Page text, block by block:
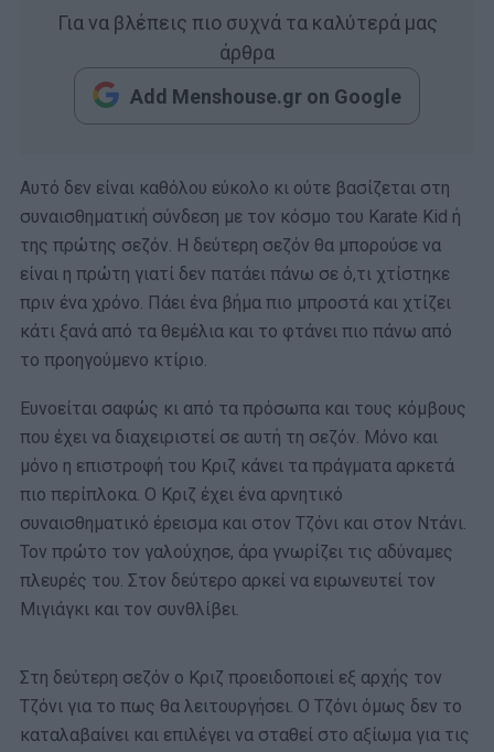
Για να βλέπεις πιο συχνά τα καλύτερά μας
άρθρα
Add Menshouse.gr on Google
Αυτό δεν είναι καθόλου εύκολο κι ούτε βασίζεται στη
συναισθηματική σύνδεση με τον κόσμο του Karate Kid ή
της πρώτης σεζόν. Η δεύτερη σεζόν θα μπορούσε να
είναι η πρώτη γιατί δεν πατάει πάνω σε ό,τι χτίστηκε
πριν ένα χρόνο. Πάει ένα βήμα πιο μπροστά και χτίζει
κάτι ξανά από τα θεμέλια και το φτάνει πιο πάνω από
το προηγούμενο κτίριο.
Ευνοείται σαφώς κι από τα πρόσωπα και τους κόμβους
που έχει να διαχειριστεί σε αυτή τη σεζόν. Μόνο και
μόνο η επιστροφή του Κριζ κάνει τα πράγματα αρκετά
πιο περίπλοκα. Ο Κριζ έχει ένα αρνητικό
συναισθηματικό έρεισμα και στον Τζόνι και στον Ντάνι.
Τον πρώτο τον γαλούχησε, άρα γνωρίζει τις αδύναμες
πλευρές του. Στον δεύτερο αρκεί να ειρωνευτεί τον
Μιγιάγκι και τον συνθλίβει.
Στη δεύτερη σεζόν ο Κριζ προειδοποιεί εξ αρχής τον
Τζόνι για το πως θα λειτουργήσει. Ο Τζόνι όμως δεν το
καταλαβαίνει και επιλέγει να σταθεί στο αξίωμα για τις